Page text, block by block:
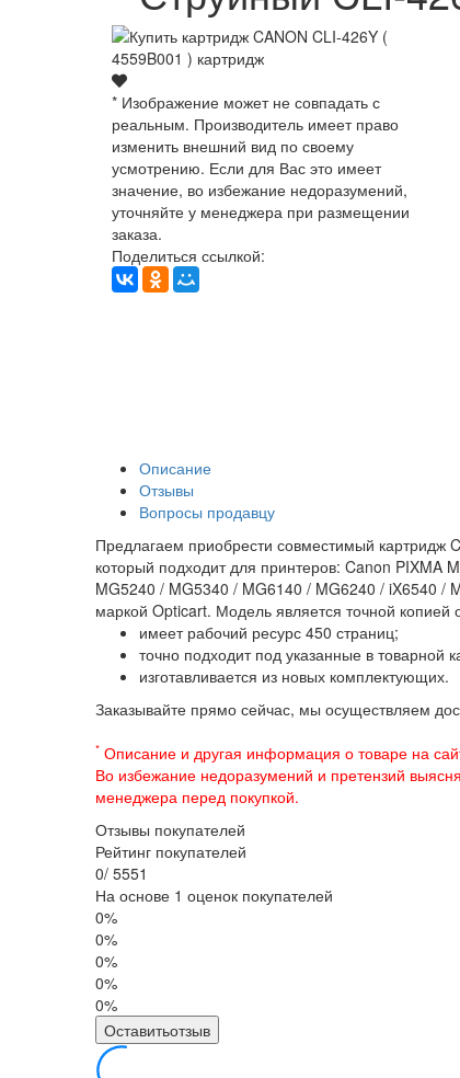
* Изображение может не совпадать с
реальным. Производитель имеет право
изменить внешний вид по своему
усмотрению. Если для Вас это имеет
значение, во избежание недоразумений,
уточняйте у менеджера при размещении
заказа.
Поделиться ссылкой:
Описание
Отзывы
Вопросы продавцу
Предлагаем приобрести совместимый картридж
который подходит для принтеров: Canon PIXMA
MG5240 / MG5340 / MG6140 / MG6240 / iX6540 /
маркой Opticart. Модель является точной копией
имеет рабочий ресурс 450 страниц;
точно подходит под указанные в товарной
изготавливается из новых комплектующих.
Заказывайте прямо сейчас, мы осуществляем
* Описание и другая информация о товаре на
Во избежание недоразумений и претензий
менеджера перед покупкой.
Отзывы покупателей
Рейтинг покупателей
0/ 5551
На основе 1 оценок покупателей
0%
0%
0%
0%
0%
Оставитьотзыв